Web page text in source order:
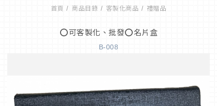
首頁 商品目錄 客製化商品 禮贈品
⭕可客製化、批發⭕名片盒
B-008
追蹤清單